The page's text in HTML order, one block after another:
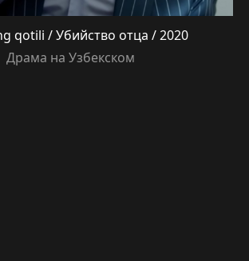
qotili / Убийство отца / 2020
Драма на Узбекском